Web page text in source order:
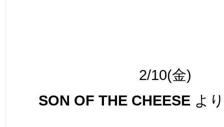
2/10(金)
SON OF THE CHEESE よ